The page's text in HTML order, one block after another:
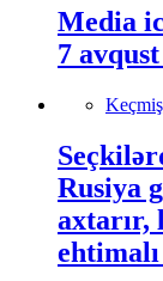
Media
7
Rusiya
axtarır,